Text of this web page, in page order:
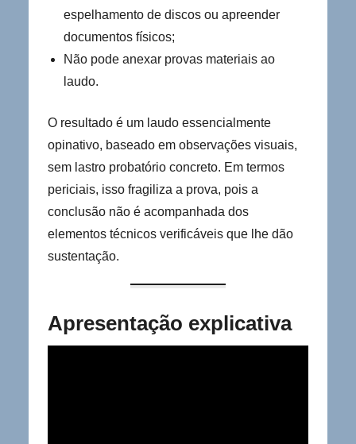
espelhamento de discos ou apreender
documentos físicos;
Não pode anexar provas materiais ao
laudo.
O resultado é um laudo essencialmente
opinativo, baseado em observações visuais,
sem lastro probatório concreto. Em termos
periciais, isso fragiliza a prova, pois a
conclusão não é acompanhada dos
elementos técnicos verificáveis que lhe dão
sustentação.
Apresentação explicativa